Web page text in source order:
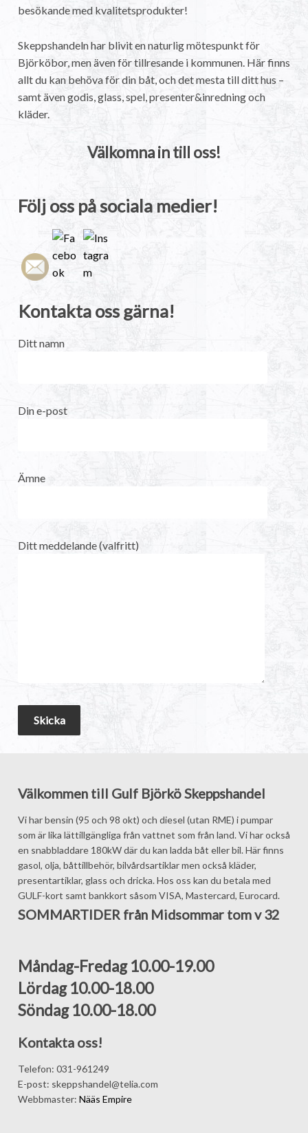
besökande med kvalitetsprodukter!
Skeppshandeln har blivit en naturlig mötespunkt för
Björköbor, men även för tillresande i kommunen. Här finns
allt du kan behöva för din båt, och det mesta till ditt hus –
samt även godis, glass, spel, presenter&inredning och
kläder.
Välkomna in till oss!
Följ oss på sociala medier!
Kontakta oss gärna!
Ditt namn
Din e-post
Ämne
Ditt meddelande (valfritt)
Välkommen till Gulf Björkö Skeppshandel
Vi har bensin (95 och 98 okt) och diesel (utan RME) i pumpar
som är lika lättillgängliga från vattnet som från land. Vi har också
en snabbladdare 180kW där du kan ladda båt eller bil. Här finns
gasol, olja, båttillbehör, bilvårdsartiklar men också kläder,
presentartiklar, glass och dricka. Hos oss kan du betala med
GULF-kort samt bankkort såsom VISA, Mastercard, Eurocard.
SOMMARTIDER från Midsommar tom v 32
Måndag-Fredag 10.00-19.00
Lördag 10.00-18.00
Söndag 10.00-18.00
Kontakta oss!
Telefon: 031-961249
E-post: skeppshandel@telia.com
Webbmaster: Nääs Empire